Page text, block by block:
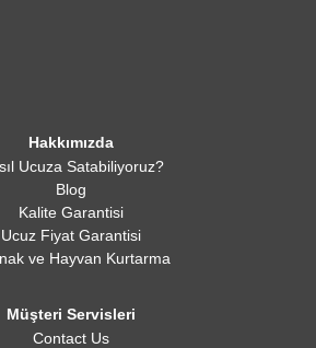
Hakkımızda
Ucuza Satabiliyoruz?
Blog
Kalite Garantisi
Ucuz Fiyat Garantisi
ve Hayvan Kurtarma
Müşteri Servisleri
Contact Us